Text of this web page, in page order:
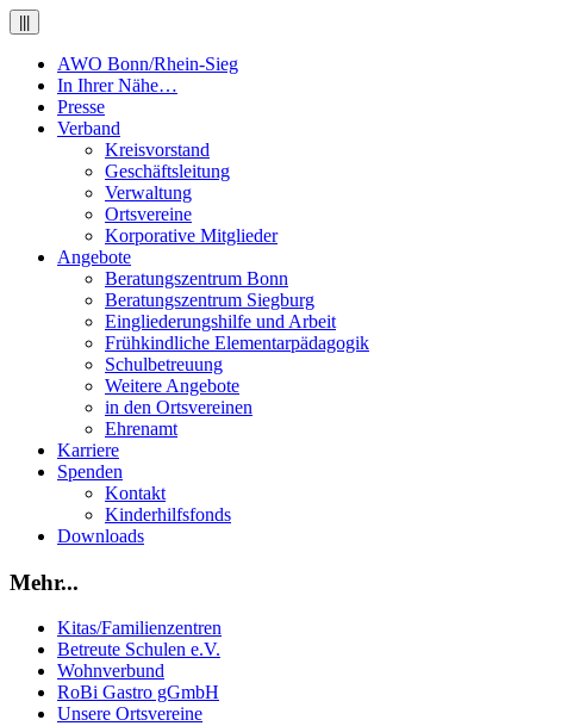
AWO Bonn/Rhein-Sieg
In Ihrer Nähe…
Presse
Verband
Kreisvorstand
Geschäftsleitung
Verwaltung
Ortsvereine
Korporative Mitglieder
Angebote
Beratungszentrum Bonn
Beratungszentrum Siegburg
Eingliederungshilfe und Arbeit
Frühkindliche Elementarpädagogik
Schulbetreuung
Weitere Angebote
in den Ortsvereinen
Ehrenamt
Karriere
Spenden
Kontakt
Kinderhilfsfonds
Downloads
Mehr...
Kitas/Familienzentren
Betreute Schulen e.V.
Wohnverbund
RoBi Gastro gGmbH
Unsere Ortsvereine